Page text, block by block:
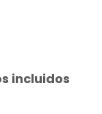
incluidos